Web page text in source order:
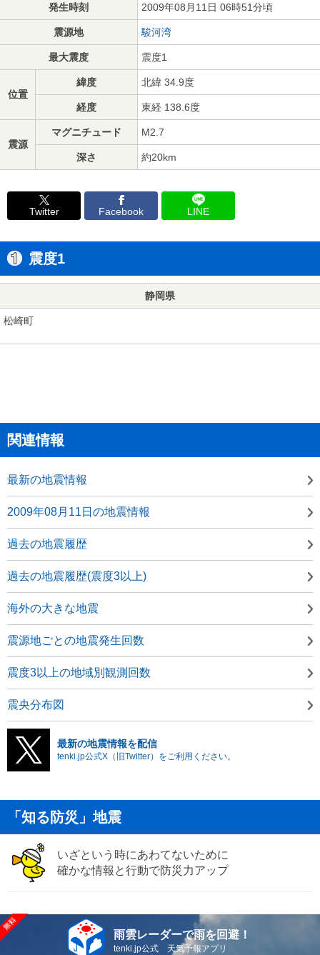
発生時刻 2009年08月11日 06時51分頃
震源地 駿河湾
最大震度 震度1
位置
緯度 北緯 34.9度
経度 東経 138.6度
震源
マグニチュード M2.7
深さ 約20km
Twitter Facebook LINE
震度1
静岡県
松崎町
関連情報
最新の地震情報
2009年08月11日の地震情報
過去の地震履歴
過去の地震履歴(震度3以上)
海外の大きな地震
震源地ごとの地震発生回数
震度3以上の地域別観測回数
震央分布図
最新の地震情報を配信
tenki.jp公式X（旧Twitter）をご利用ください。
「知る防災」地震
いざという時にあわてないために
確かな情報と行動で防災力アップ
雨雲レーダーで雨を回避！
tenki.jp公式 天気予報アプリ